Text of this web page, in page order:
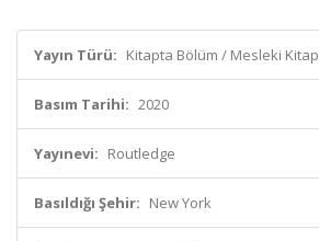
Yayın Türü: Kitapta Bölüm / Mesleki Kitap
Basım Tarihi: 2020
Yayınevi: Routledge
Basıldığı Şehir: New York